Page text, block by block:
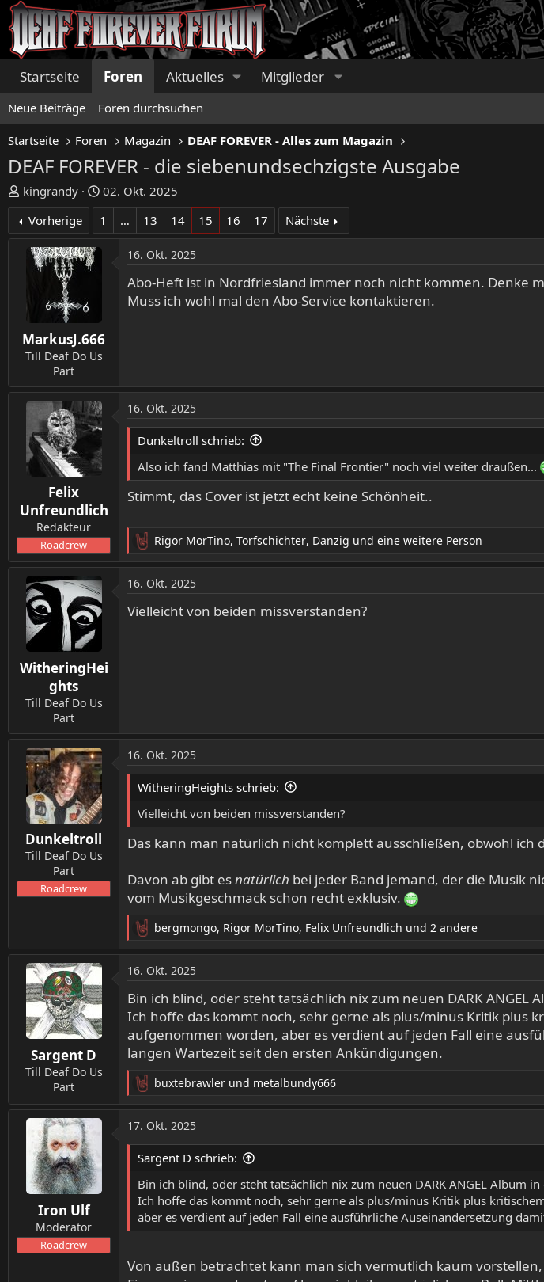
Startseite Foren Aktuelles Mitglieder
Neue Beiträge Foren durchsuchen
Startseite Foren Magazin DEAF FOREVER - Alles zum Magazin
DEAF FOREVER - die siebenundsechzigste Ausgabe
E
r
t
e
kingrandy
E
r
s
t
m
02. Okt. 2025
Vorherige
1 … 13 14 15 16 17 Nächste
MarkusJ.666
Till Deaf Do Us
Part
16. Okt. 2025
Abo-Heft ist in Nordfriesland immer noch nicht kommen. Denke
Muss ich wohl mal den Abo-Service kontaktieren.
Felix
Unfreundlich
Redakteur
Roadcrew
16. Okt. 2025
Dunkeltroll schrieb:
Also ich fand Matthias mit "The Final Frontier" noch viel weiter draußen...
Stimmt, das Cover ist jetzt echt keine Schönheit..
R
e
a
k
t
Rigor MorTino, Torfschichter, Danzig und eine weitere Person
WitheringHei
ghts
Till Deaf Do Us
Part
16. Okt. 2025
Vielleicht von beiden missverstanden?
Dunkeltroll
Till Deaf Do Us
Part
Roadcrew
16. Okt. 2025
WitheringHeights schrieb:
Vielleicht von beiden missverstanden?
Das kann man natürlich nicht komplett ausschließen, obwohl ich
Davon ab gibt esnatürlich bei jeder Band jemand, der die Musik
vom Musikgeschmack schon recht exklusiv.
R
e
a
k
t
o
n
e
bergmongo, Rigor MorTino, Felix Unfreundlich und 2 andere
Sargent D
Till Deaf Do Us
Part
16. Okt. 2025
Bin ich blind, oder steht tatsächlich nix zum neuen DARK ANGEL
Ich hoffe das kommt noch, sehr gerne als plus/minus Kritik plus
aufgenommen worden, aber es verdient auf jeden Fall eine
langen Wartezeit seit den ersten Ankündigungen.
R
e
a
k
t
o
n
e
n
buxtebrawler und metalbundy666
Iron Ulf
Moderator
Roadcrew
17. Okt. 2025
Sargent D schrieb:
Bin ich blind, oder steht tatsächlich nix zum neuen DARK ANGEL Album in
Ich hoffe das kommt noch, sehr gerne als plus/minus Kritik plus
aber es verdient auf jeden Fall eine ausführliche Auseinandersetzung
Von außen betrachtet kann man sich vermutlich kaum